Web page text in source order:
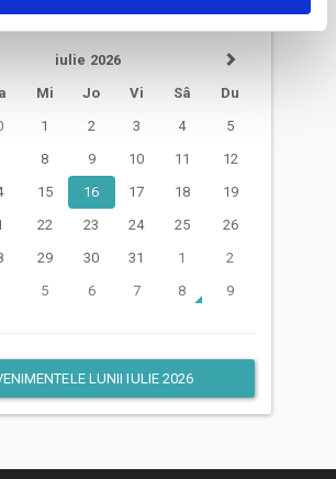
iulie 2026
Mi Jo Vi Sâ
Du
1 2 3 4
5
8 9 10 11
12
15 16 17 18
19
22 23 24 25
26
29 30 31 1
2
5 6 7 8 9
LUNII IULIE 2026